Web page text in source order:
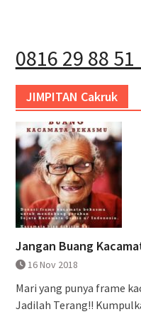
0816 29 88 51
JIMPITAN Cakruk
Jangan Buang
16 Nov 2018
Mari yang punya frame
Jadilah Terang!!